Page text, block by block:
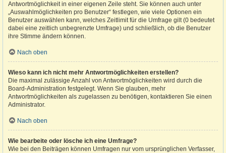
Antwortmöglichkeit in einer eigenen Zeile steht. Sie können auch unter
„Auswahlmöglichkeiten pro Benutzer“ festlegen, wie viele Optionen ein
Benutzer auswählen kann, welches Zeitlimit für die Umfrage gilt (0 bedeutet
dabei eine zeitlich unbegrenzte Umfrage) und schließlich, ob die Benutzer
ihre Stimme ändern können.
Nach oben
Wieso kann ich nicht mehr Antwortmöglichkeiten erstellen?
Die maximal zulässige Anzahl von Antwortmöglichkeiten wird durch die
Board-Administration festgelegt. Wenn Sie glauben, mehr
Antwortmöglichkeiten als zugelassen zu benötigen, kontaktieren Sie einen
Administrator.
Nach oben
Wie bearbeite oder lösche ich eine Umfrage?
Wie bei den Beiträgen können Umfragen nur vom ursprünglichen Verfasser,